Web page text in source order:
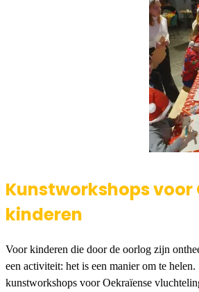
Kunstworkshops voor
kinderen
Voor kinderen die door de oorlog zijn
een activiteit: het is een manier om te
kunstworkshops voor Oekraïense